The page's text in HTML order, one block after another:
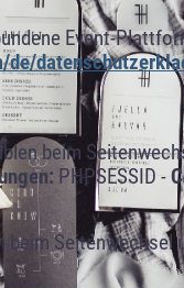
Event-
beim
PHPSESSID -
beim